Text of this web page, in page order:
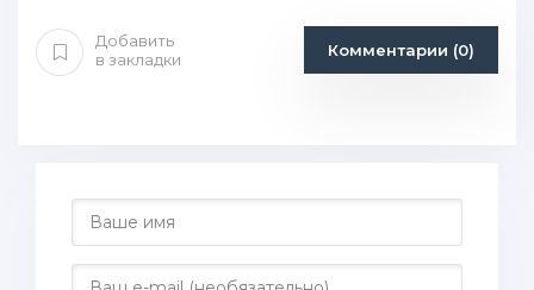
Добавить
в закладки
Комментарии (0)